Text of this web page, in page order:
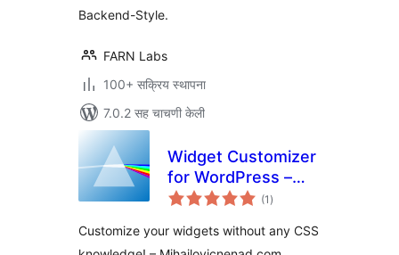
Backend-Style.
FARN Labs
100+ सक्रिय स्थापना
7.0.2 सह चाचणी केली
Widget Customizer
for WordPress –
Free Version(1 एकूण
मूल्यांकन
)
Customize your widgets without any CSS